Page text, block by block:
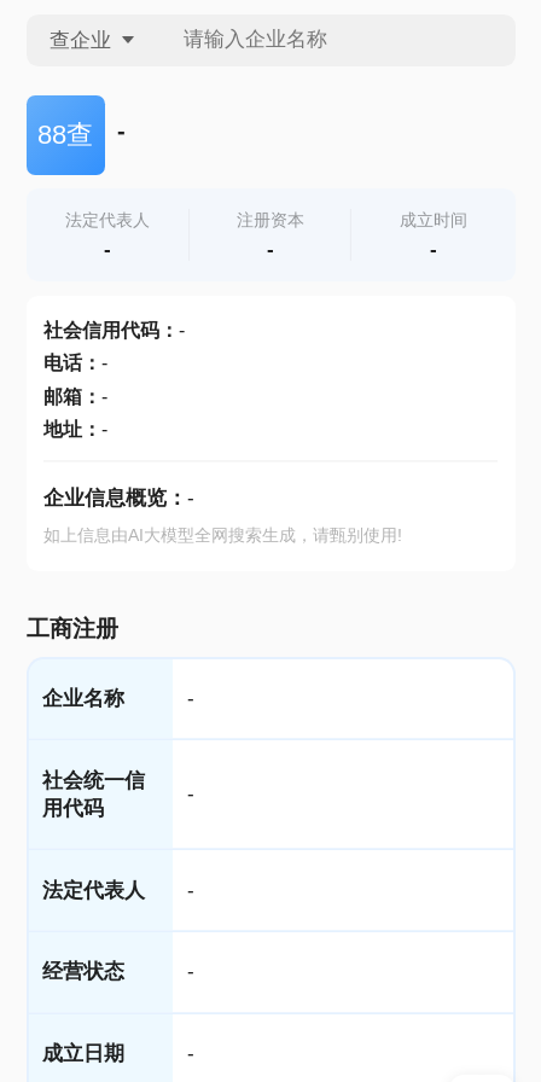
查企业
查企业
查产地
88查 -
法定代表人
-
注册资本
-
成立时间
-
社会信用代码： -
电话： -
邮箱： -
地址： -
企业信息概览： -
如上信息由AI大模型全网搜索生成，请甄别使用!
工商注册
企业名称 -
社会统一信
用代码
-
法定代表人 -
经营状态 -
成立日期 -